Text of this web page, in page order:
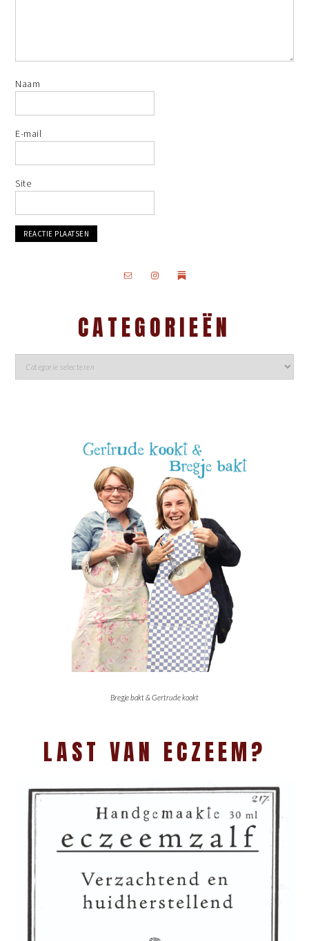
Naam
E-mail
Site
CATEGORIEËN
Bregje bakt & Gertrude kookt
LAST VAN ECZEEM?